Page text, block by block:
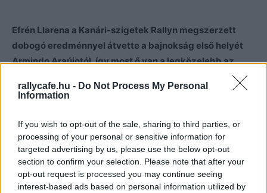
rallycafe.hu - Do Not Process My Personal
Information
If you wish to opt-out of the sale, sharing to third parties, or
processing of your personal or sensitive information for
targeted advertising by us, please use the below opt-out
section to confirm your selection. Please note that after your
opt-out request is processed you may continue seeing
interest-based ads based on personal information utilized by
Efrén Llarena a Kanári-szigetek Rallyn megszerzett
dobogó eredménnyel átvette a bajnokság első helyét
Armindo Araújotól, így most ő van a legközelebb az
Kanári-szigetek Rallyn is dobogóra tudott állni, miután
holtversenyben zárt a francia Yoann Bonatoval, azonban
a második szakaszon elért jobb eredményének
köszönhetően a spanyol versenyzőé lett a
második hely